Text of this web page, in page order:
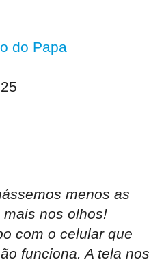
do Papa
menos as
nos olhos!
com o celular que
funciona. A tela nos